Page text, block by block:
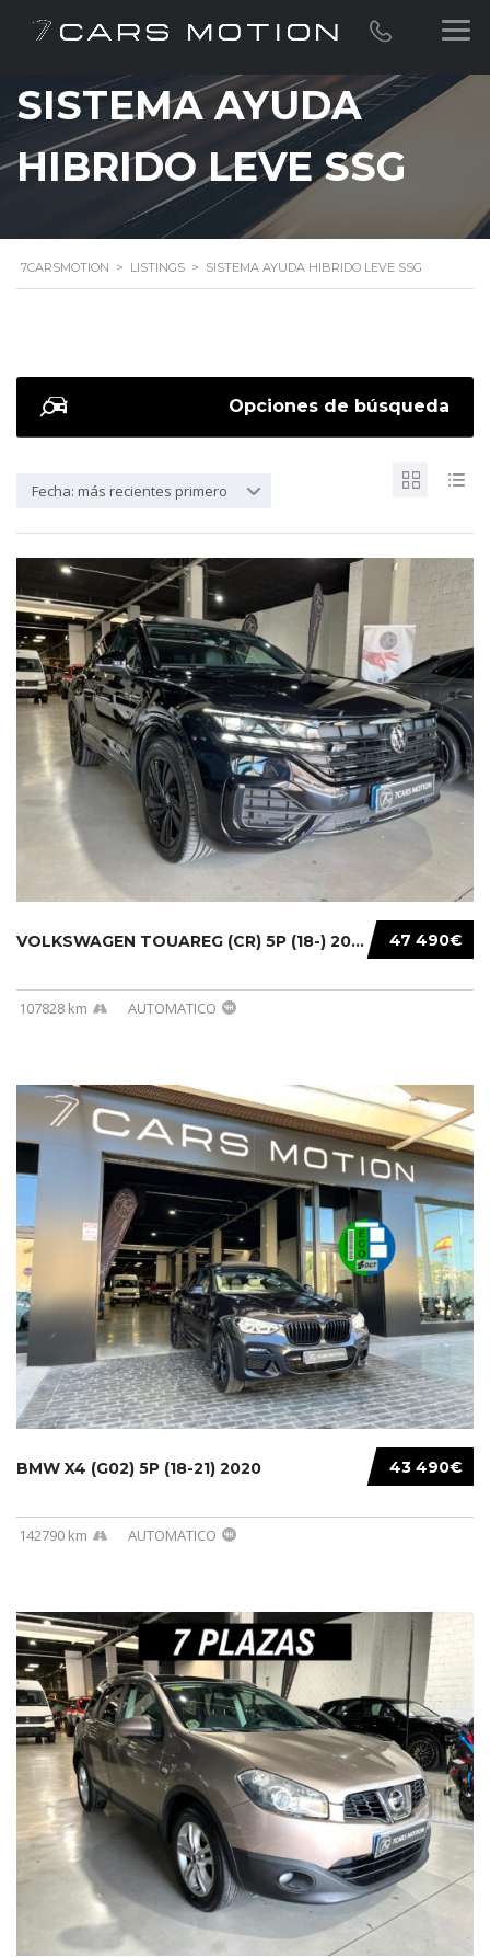
SISTEMA AYUDA
HIBRIDO LEVE SSG
7CARSMOTION > LISTINGS > SISTEMA AYUDA HIBRIDO LEVE SSG
Opciones de búsqueda
Fecha: más recientes primero
47 490€
VOLKSWAGEN TOUAREG (CR) 5P (18-) 2021...
107828 km AUTOMATICO
43 490€
BMW X4 (G02) 5P (18-21) 2020
142790 km AUTOMATICO